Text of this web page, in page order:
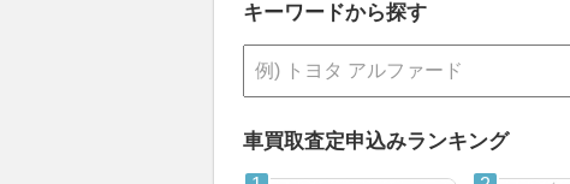
キーワードから探す
車買取査定申込みランキング